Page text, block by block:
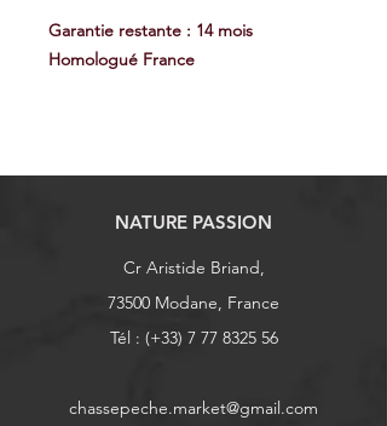
Garantie restante : 14 mois
Homologué France
NATURE PASSION
Cr Aristide Briand,
73500 Modane, France
Tél : (+33) 7 77 8325 56
chassepeche.market@gmail.com